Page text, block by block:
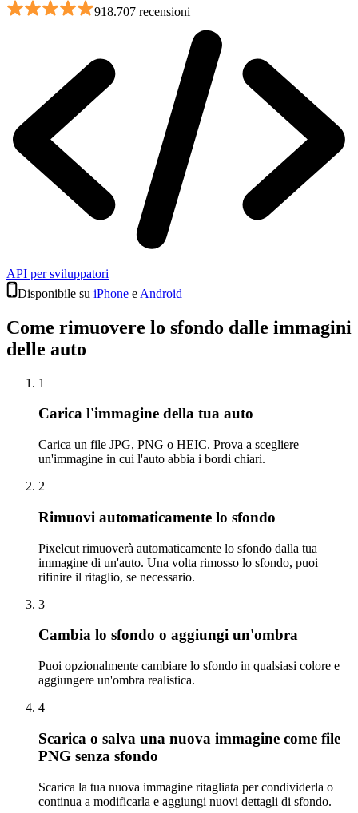
918.707 recensioni
API per sviluppatori
Disponibile su iPhone e Android
Come rimuovere lo sfondo dalle immagini
delle auto
1
Carica l'immagine della tua auto
Carica un file JPG, PNG o HEIC. Prova a scegliere
un'immagine in cui l'auto abbia i bordi chiari.
2
Rimuovi automaticamente lo sfondo
Pixelcut rimuoverà automaticamente lo sfondo dalla tua
immagine di un'auto. Una volta rimosso lo sfondo, puoi
rifinire il ritaglio, se necessario.
3
Cambia lo sfondo o aggiungi un'ombra
Puoi opzionalmente cambiare lo sfondo in qualsiasi colore e
aggiungere un'ombra realistica.
4
Scarica o salva una nuova immagine come file
PNG senza sfondo
Scarica la tua nuova immagine ritagliata per condividerla o
continua a modificarla e aggiungi nuovi dettagli di sfondo.